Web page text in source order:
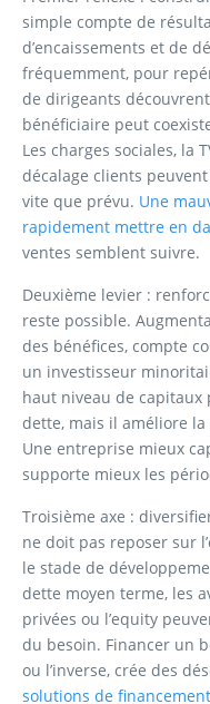
simple compte de
d’encaissements et de
fréquemment, pour
de dirigeants
bénéficiaire peut
Les charges sociales, la
décalage clients
vite que prévu. Une
rapidement mettre en
ventes semblent suivre.
Deuxième levier :
reste possible.
des bénéfices, compte
un investisseur
haut niveau de capitaux
dette, mais il améliore
Une entreprise mieux
supporte mieux les
Troisième axe :
ne doit pas reposer sur
le stade de
dette moyen terme, les
privées ou l’equity
du besoin. Financer un
ou l’inverse, crée des
solutions de